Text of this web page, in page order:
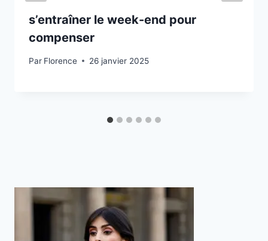
s’entraîner le week-end pour
compenser
Par Florence 26 janvier 2025